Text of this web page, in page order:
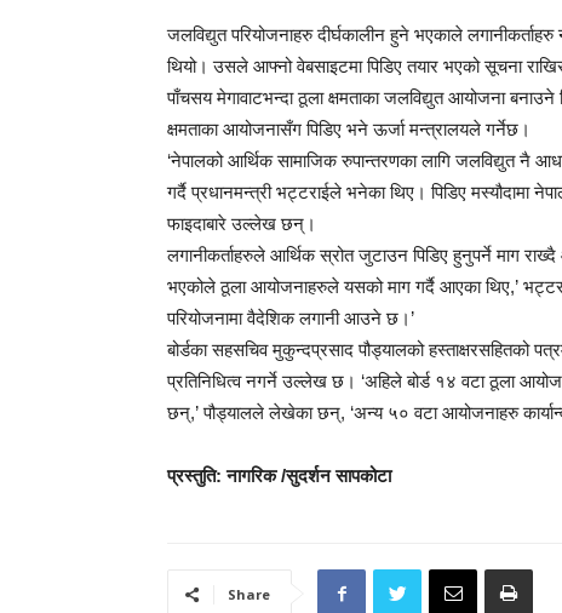
जलविद्युत परियोजनाहरु दीर्घकालीन हुने भएकाले लगानीकर्ताहरु
थियो। उसले आफ्नो वेबसाइटमा पिडिए तयार भएको सूचना
पाँचसय मेगावाटभन्दा ठूला क्षमताका जलविद्युत आयोजना
क्षमताका आयोजनासँग पिडिए भने ऊर्जा मन्त्रालयले गर्नेछ।
‘नेपालको आर्थिक सामाजिक रुपान्तरणका लागि जलविद्युत नै
गर्दै प्रधानमन्त्री भट्टराईले भनेका थिए। पिडिए मस्यौदामा
फाइदाबारे उल्लेख छन्।
लगानीकर्ताहरुले आर्थिक स्रोत जुटाउन पिडिए हुनुपर्ने माग
भएकोले ठूला आयोजनाहरुले यसको माग गर्दै आएका थिए,’
परियोजनामा वैदेशिक लगानी आउने छ।’
बोर्डका सहसचिव मुकुन्दप्रसाद पौड्यालको हस्ताक्षरसहितको
प्रतिनिधित्व नगर्ने उल्लेख छ। ‘अहिले बोर्ड १४ वटा ठूला
छन्,’ पौड्यालले लेखेका छन्, ‘अन्य ५० वटा आयोजनाहरु
प्रस्तुति: नागरिक /सुदर्शन सापकोटा
Share